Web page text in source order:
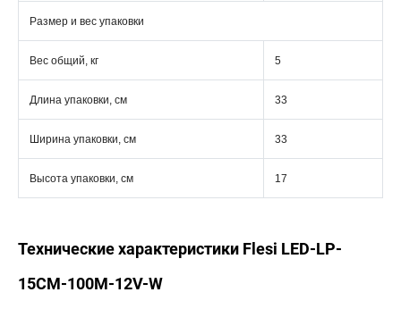
Размер и вес упаковки
Вес общий, кг 5
Длина упаковки, см 33
Ширина упаковки, см 33
Высота упаковки, см 17
Технические характеристики Flesi LED-LP-
15СМ-100M-12V-W